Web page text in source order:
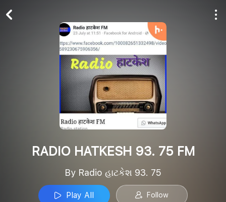
RADIO HATKESH 93. 75 FM
By Radio હાટકેશ 93. 75
Play All Follow